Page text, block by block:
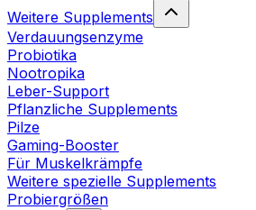
Weitere Supplements
Verdauungsenzyme
Probiotika
Nootropika
Leber-Support
Pflanzliche Supplements
Pilze
Gaming-Booster
Für Muskelkrämpfe
Weitere spezielle Supplements
Probiergrößen